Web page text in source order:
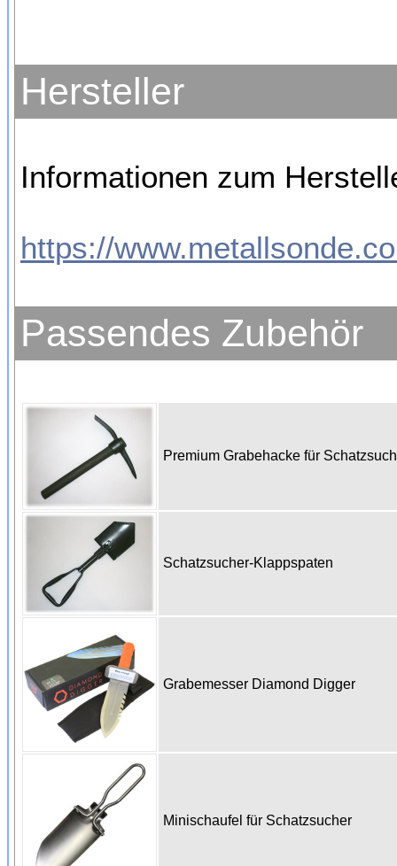
Hersteller
Informationen zum
https://
Passendes Zubehör
Premium Grabehacke für
Schatzsucher-Klappspaten
Grabemesser Diamond Digger
Minischaufel für Schatzsucher